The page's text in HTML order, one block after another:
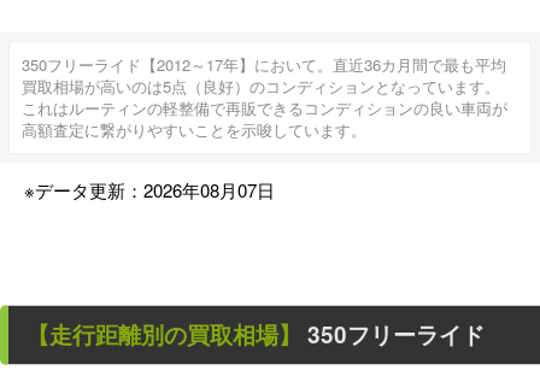
350フリーライド【2012～17年】において。直近36カ月間で最も平均
買取相場が高いのは5点（良好）のコンディションとなっています。
これはルーティンの軽整備で再販できるコンディションの良い車両が
高額査定に繋がりやすいことを示唆しています。
※データ更新：2026年08月07日
【走行距離別の買取相場】 350フリーライド